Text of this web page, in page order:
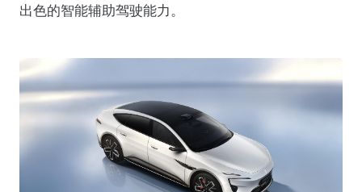
出色的智能辅助驾驶能力。